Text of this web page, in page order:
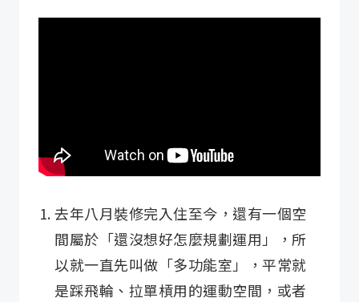
去年八月裝修完入住至今，還有一個空
間屬於「還沒想好怎麼規劃運用」，所
以就一直先叫做「多功能室」，平常就
是踩飛輪、拉單槓用的運動空間，或者